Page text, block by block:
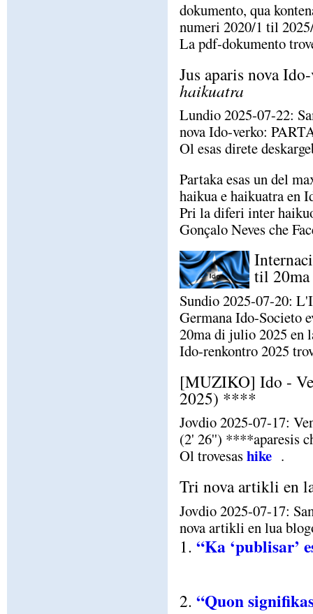
dokumento, qua
numeri 2020/1 til
La pdf-dokumento
Jus aparis nova
haikuatra
Lundio 2025-07-22:
nova Ido-verko:
Ol esas direte
Partaka esas un del
haikua e haikuatra en
Pri la diferi inter
Gonçalo Neves che
til 20ma
Sundio 2025-07-20:
Germana Ido-Societo
20ma di julio 2025 en
Ido-renkontro 2025
[MUZIKO] Ido -
2025) ****
Jovdio 2025-07-17:
(2' 26'') ****aparesis
Ol trovesashike .
Tri nova artikli en
Jovdio 2025-07-17:
nova artikli en lua
1. “Ka ‘publisar’
2. “Quon